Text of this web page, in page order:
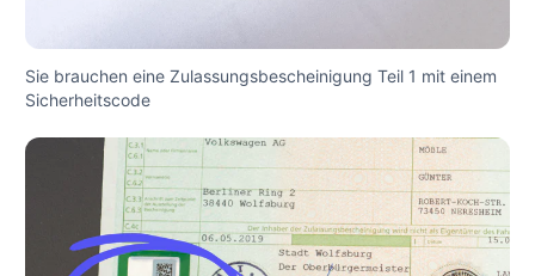
Sie brauchen eine Zulassungsbescheinigung Teil 1 mit einem
Sicherheitscode